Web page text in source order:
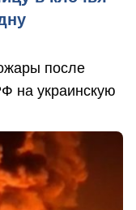
после
на украинскую